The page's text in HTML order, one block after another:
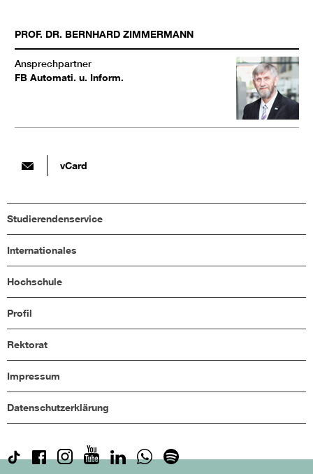
PROF. DR. BERNHARD ZIMMERMANN
Ansprechpartner
FB Automati. u. Inform.
vCard
Studierendenservice
Internationales
Hochschule
Profil
Rektorat
Impressum
Datenschutzerklärung